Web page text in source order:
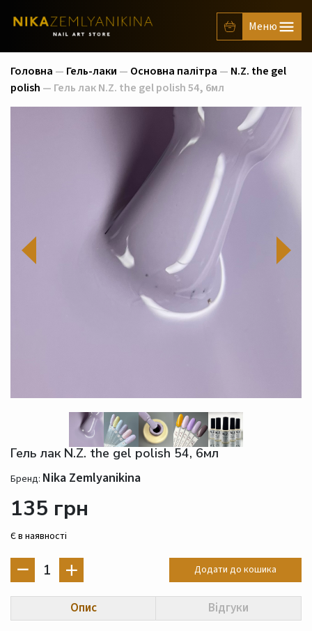
Головна — Гель-лаки — Основна палітра — N.Z. the gel
polish — Гель лак N.Z. the gel polish 54, 6мл
Гель лак N.Z. the gel polish 54, 6мл
Бренд: Nika Zemlyanikina
135 грн
Є в наявності
1 Додати до кошика
Опис Відгуки